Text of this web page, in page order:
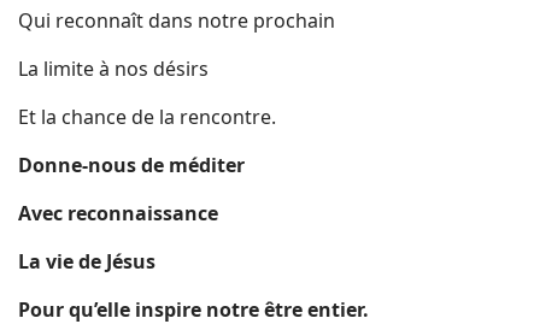
Qui reconnaît dans notre prochain
La limite à nos désirs
Et la chance de la rencontre.
Donne-nous de méditer
Avec reconnaissance
La vie de Jésus
Pour qu’elle inspire notre être entier.